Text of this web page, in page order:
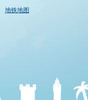
地铁地图